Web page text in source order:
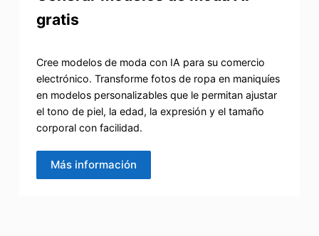
gratis
Cree modelos de moda con IA para su comercio
electrónico. Transforme fotos de ropa en maniquíes
en modelos personalizables que le permitan ajustar
el tono de piel, la edad, la expresión y el tamaño
corporal con facilidad.
Más información